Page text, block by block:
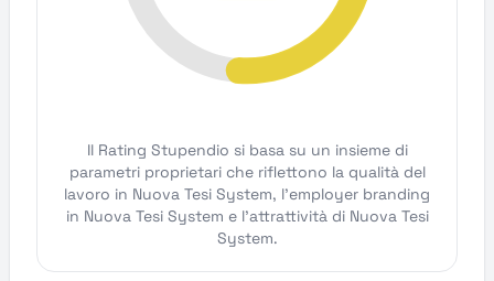
Il Rating Stupendio si basa su un insieme di
parametri proprietari che riflettono la qualità del
lavoro in Nuova Tesi System, l'employer branding
in Nuova Tesi System e l'attrattività di Nuova Tesi
System.